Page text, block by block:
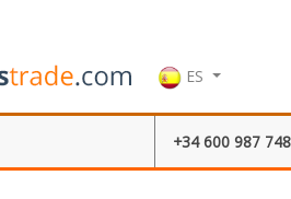
ES
+34 600 987 748